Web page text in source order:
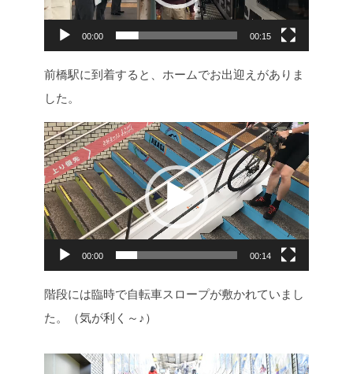
ー
ー
00:00 00:15
前橋駅に到着すると、ホームでお出迎えがありま
した。
動
画
プ
レ
ー
ー
00:00 00:14
階段には臨時で自転車スロープが敷かれていまし
た。（気が利く～♪）